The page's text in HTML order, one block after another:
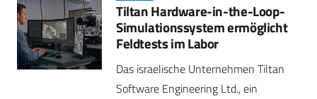
Tiltan Hardware-in-the-Loop-
Simulationssystem ermöglicht
Feldtests im Labor
Das israelische Unternehmen Tiltan
Software Engineering Ltd., ein